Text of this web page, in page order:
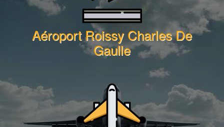
Aéroport Roissy Charles De
Gaulle